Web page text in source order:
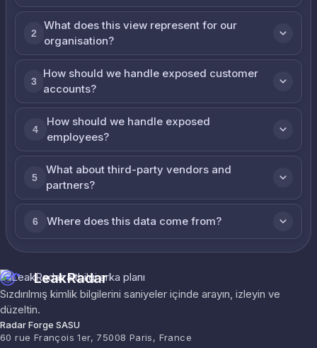
2
What does this view represent for our
organisation?
3
How should we handle exposed customer
accounts?
4
How should we handle exposed
employees?
5
What about third-party vendors and
partners?
6 Where does this data come from?
LeakRadar
Sızdırılmış kimlik bilgilerini saniyeler içinde arayın, izleyin ve
düzeltin.
Radar Forge SASU
60 rue François 1er, 75008 Paris, France